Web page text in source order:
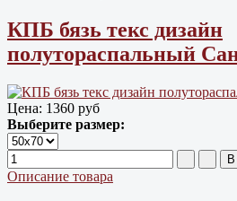
КПБ бязь текс дизайн
полутораспальный
Цена: 1360 руб
Выберите размер:
Описание товара